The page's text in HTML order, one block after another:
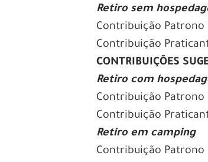
Retiro sem
Contribuição Patrono
Contribuição
CONTRIBUIÇÕES
Retiro com
Contribuição Patrono
Contribuição
Retiro em camping
Contribuição Patrono